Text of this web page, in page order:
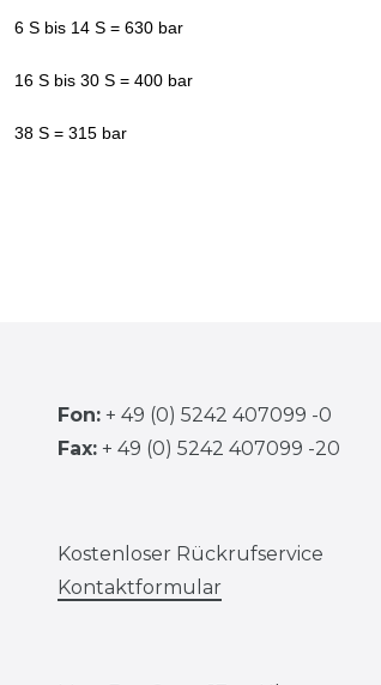
6 S bis 14 S = 630 bar
16 S bis 30 S = 400 bar
38 S = 315 bar
Fon: + 49 (0) 5242 407099 -0
Fax: + 49 (0) 5242 407099 -20
Kostenloser Rückrufservice
Kontaktformular